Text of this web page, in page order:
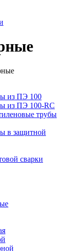
из ПЭ 100
из ПЭ 100-RC
трубы
в защитной
сварки